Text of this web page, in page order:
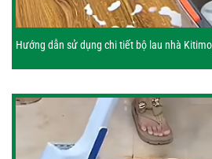
Hướng dẫn sử dụng chi tiết bộ lau nhà